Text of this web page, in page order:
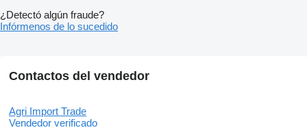
¿Detectó algún fraude?
Infórmenos de lo sucedido
Contactos del vendedor
Agri Import Trade
Vendedor verificado